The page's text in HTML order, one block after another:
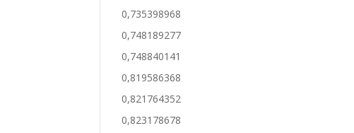
0,735398968
0,748189277
0,748840141
0,819586368
0,821764352
0,823178678